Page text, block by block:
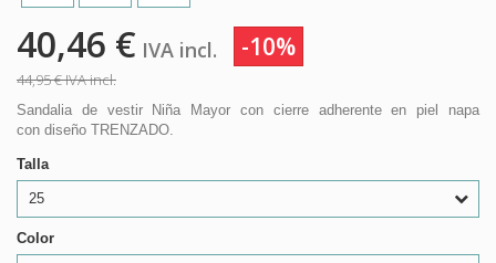
40,46 € IVA incl. -10%
44,95 €IVA incl.
Sandalia de vestir Niña Mayor con cierre adherente en piel napa
con diseño TRENZADO.
Talla
25
Color